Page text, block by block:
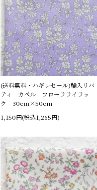
(送料無料・ハギレセール)輸入リバ
ティ カペル フローラライラッ
ク 30cm×50cm
1,150円(税込1,265円)